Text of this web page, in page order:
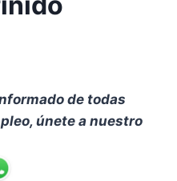
de todas
únete a nuestro